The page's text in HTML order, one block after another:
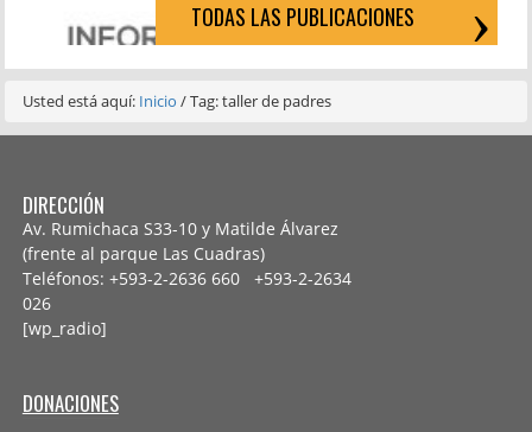
TODAS LAS PUBLICACIONES
Usted está aquí: Inicio/Tag: taller de padres
DIRECCIÓN
Av. Rumichaca S33-10 y Matilde Álvarez
(frente al parque Las Cuadras)
Teléfonos: +593-2-2636 660 +593-2-2634
026
[wp_radio]
DONACIONES